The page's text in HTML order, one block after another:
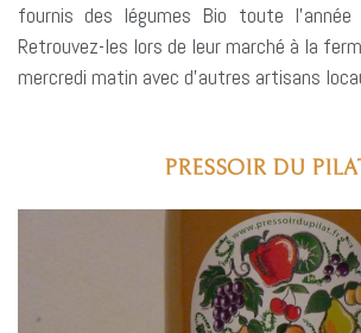
fournis des légumes Bio toute l’année
Retrouvez-les lors de leur marché à la
mercredi matin avec d’autres artisans
PRESSOIR DU